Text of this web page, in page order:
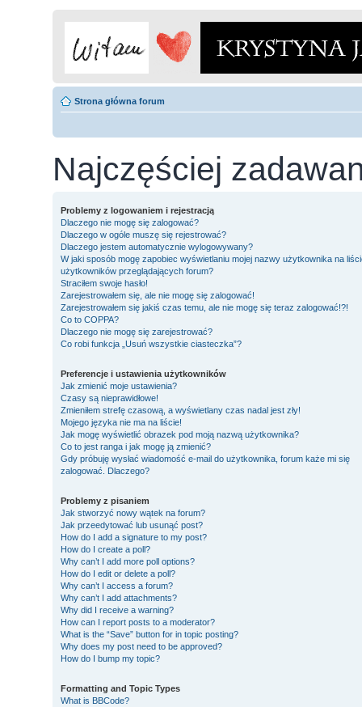
Strona główna forum
Najczęściej
Problemy z logowaniem i rejestracją
Dlaczego nie mogę się zalogować?
Dlaczego w ogóle muszę się rejestrować?
Dlaczego jestem automatycznie wylogowywany?
W jaki sposób mogę zapobiec wyświetlaniu mojej nazwy użytkownika na
użytkowników przeglądających forum?
Straciłem swoje hasło!
Zarejestrowałem się, ale nie mogę się zalogować!
Zarejestrowałem się jakiś czas temu, ale nie mogę się teraz zalogować!?!
Co to COPPA?
Dlaczego nie mogę się zarejestrować?
Co robi funkcja „Usuń wszystkie ciasteczka”?
Preferencje i ustawienia użytkowników
Jak zmienić moje ustawienia?
Czasy są nieprawidłowe!
Zmieniłem strefę czasową, a wyświetlany czas nadal jest zły!
Mojego języka nie ma na liście!
Jak mogę wyświetlić obrazek pod moją nazwą użytkownika?
Co to jest ranga i jak mogę ją zmienić?
Gdy próbuję wysłać wiadomość e-mail do użytkownika, forum każe mi się
zalogować. Dlaczego?
Problemy z pisaniem
Jak stworzyć nowy wątek na forum?
Jak przeedytować lub usunąć post?
How do I add a signature to my post?
How do I create a poll?
Why can’t I add more poll options?
How do I edit or delete a poll?
Why can’t I access a forum?
Why can’t I add attachments?
Why did I receive a warning?
How can I report posts to a moderator?
What is the “Save” button for in topic posting?
Why does my post need to be approved?
How do I bump my topic?
Formatting and Topic Types
What is BBCode?